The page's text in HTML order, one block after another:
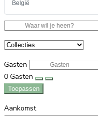
Gasten
0 Gasten
Toepassen
Aankomst